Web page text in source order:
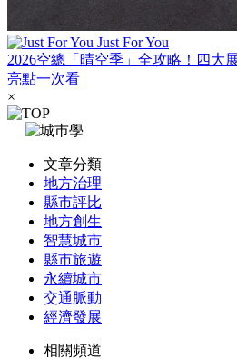
Just For You
2026空總「晴空季」全攻略！四大
亮點一次看
×
文章分類
地方治理
縣市評比
地方創生
智慧城市
縣市旅遊
永續城市
交通脈動
經濟發展
相關頻道